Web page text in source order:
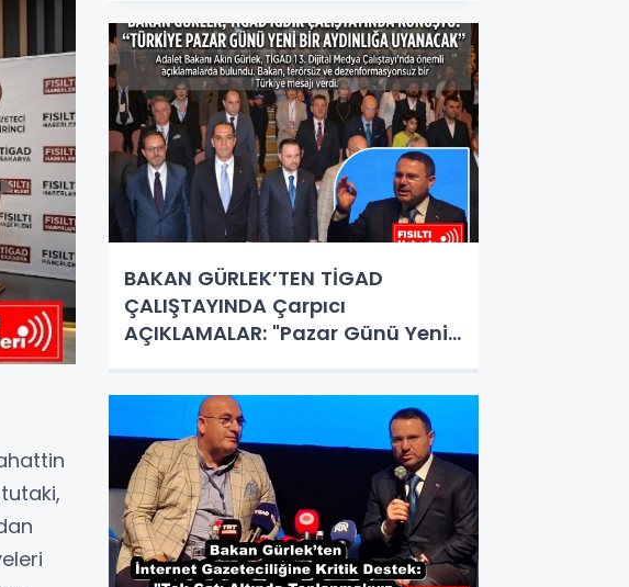
BAKAN GÜRLEK’TEN TİGAD
ÇALIŞTAYINDA Çarpıcı
AÇIKLAMALAR: "Pazar Günü Yeni